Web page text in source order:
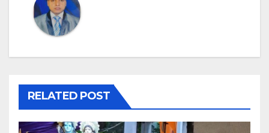
RELATED POST